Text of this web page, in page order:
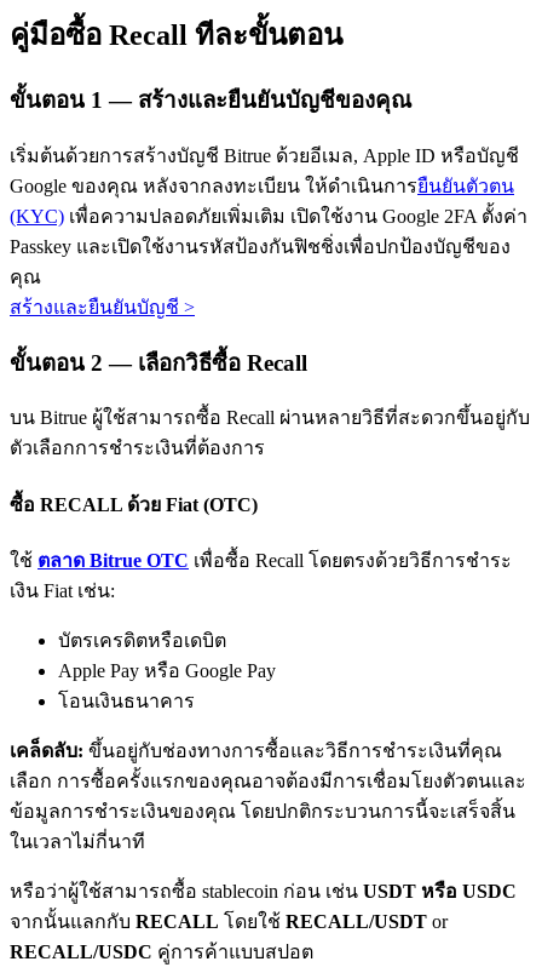
เรียนรู้เกี่ยวกับการสร้างรายได้แบบพาสซีฟ
พันธมิตร Bitrue
พันธมิตร Bitrue
มากถึง 65% คอมมิชชั่น!
การแนะนำ
เชิญเพื่อนเพื่อรับรางวัลเงินสด
BTC Welcome Rewards
คู่มือซื้อ Recall ทีละขั้นตอน
ขั้นตอน 1 — สร้างและยืนยันบัญชีของคุณ
เริ่มต้นด้วยการสร้างบัญชี Bitrue ด้วยอีเมล, Apple ID หรือบัญชี
Google ของคุณ หลังจากลงทะเบียน ให้ดำเนินการยืนยันตัวตน
(KYC) เพื่อความปลอดภัยเพิ่มเติม เปิดใช้งาน Google 2FA ตั้งค่า
Passkey และเปิดใช้งานรหัสป้องกันฟิชชิ่งเพื่อปกป้องบัญชีของ
คุณ
สร้างและยืนยันบัญชี >
ขั้นตอน 2 — เลือกวิธีซื้อ Recall
บน Bitrue ผู้ใช้สามารถซื้อ Recall ผ่านหลายวิธีที่สะดวกขึ้นอยู่กับ
ตัวเลือกการชำระเงินที่ต้องการ
ซื้อ RECALL ด้วย Fiat (OTC)
ใช้ ตลาด Bitrue OTC เพื่อซื้อ Recall โดยตรงด้วยวิธีการชำระ
เงิน Fiat เช่น:
บัตรเครดิตหรือเดบิต
Apple Pay หรือ Google Pay
โอนเงินธนาคาร
เคล็ดลับ: ขึ้นอยู่กับช่องทางการซื้อและวิธีการชำระเงินที่คุณ
เลือก การซื้อครั้งแรกของคุณอาจต้องมีการเชื่อมโยงตัวตนและ
ข้อมูลการชำระเงินของคุณ โดยปกติกระบวนการนี้จะเสร็จสิ้น
ในเวลาไม่กี่นาที
หรือว่าผู้ใช้สามารถซื้อ stablecoin ก่อน เช่น USDT หรือ USDC
จากนั้นแลกกับ RECALL โดยใช้ RECALL/USDT or
RECALL/USDC คู่การค้าแบบสปอต